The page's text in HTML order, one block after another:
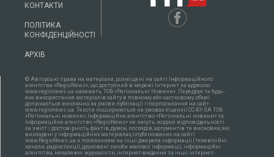
КОНТАКТИ
ПОЛІТИКА
КОНФІДЕНЦІЙНОСТІ
АРХІВ
© Авторські права на матеріали, розміщені на сайті Інформаційного
агентства «RegioNews», що доступний в мережі Інтернет за адресою:
www.regionews.ua належать ТОВ «Регіональні Новини». Передрук та будь-
яке використання матеріалів сайту в повному або частковому об'ємі
допускається виключно за умови публікації гіперпосилання на сайт
www.regionews.ua. Тексти поширюються нa умовах ліцензії CC-BY-SA ТОВ
«Регіональні новини», Інформаційне агентство «Регіональні новини» та
Інформаційне агентство «RegioNews» не несуть жодної відповідальності
за зміст і достовірність фактів, думок, поглядів, аргументів та висновки, які
викладені у інформаційних матеріалах, опублікованих на сайті
www.RegioNews.ua з посиланням на інші джерела інформації (телевізійні
канали, радіостанції, друковані засоби масової інформації, інформаційні
агентства, незалежні журналісти, інтернет-видання та інші інтернет-